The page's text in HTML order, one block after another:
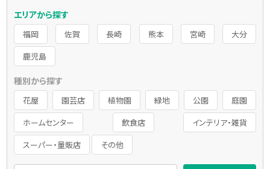
エリアから探す
福岡 佐賀 長崎 熊本 宮崎
大分
鹿児島
種別から探す
花屋 園芸店 植物園 緑地 公園
庭園
ホームセンター
飲食店
インテリア・雑貨
スーパー・量販店
その他